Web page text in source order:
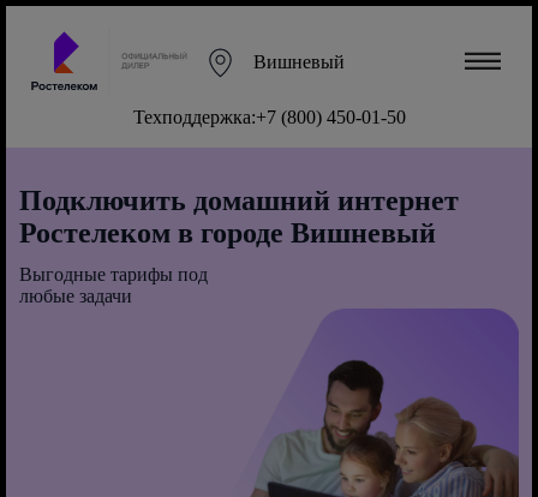
Вишневый
Техподдержка:+7 (800) 450-01-50
Подключить домашний интернет
Ростелеком в городе Вишневый
Выгодные тарифы под
любые задачи